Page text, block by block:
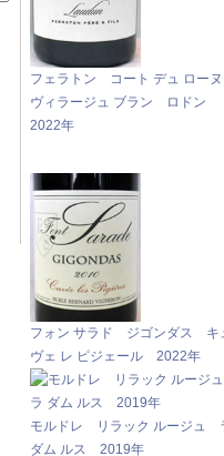
フェラトン コート デュ ロー
ヴィラージュ ブラン ロドン
2022年
フォン サラド ジゴンダス キ
ヴェ レ ピジェール 2022年
モルドレ リラック ルージュ
ダム ルス 2019年